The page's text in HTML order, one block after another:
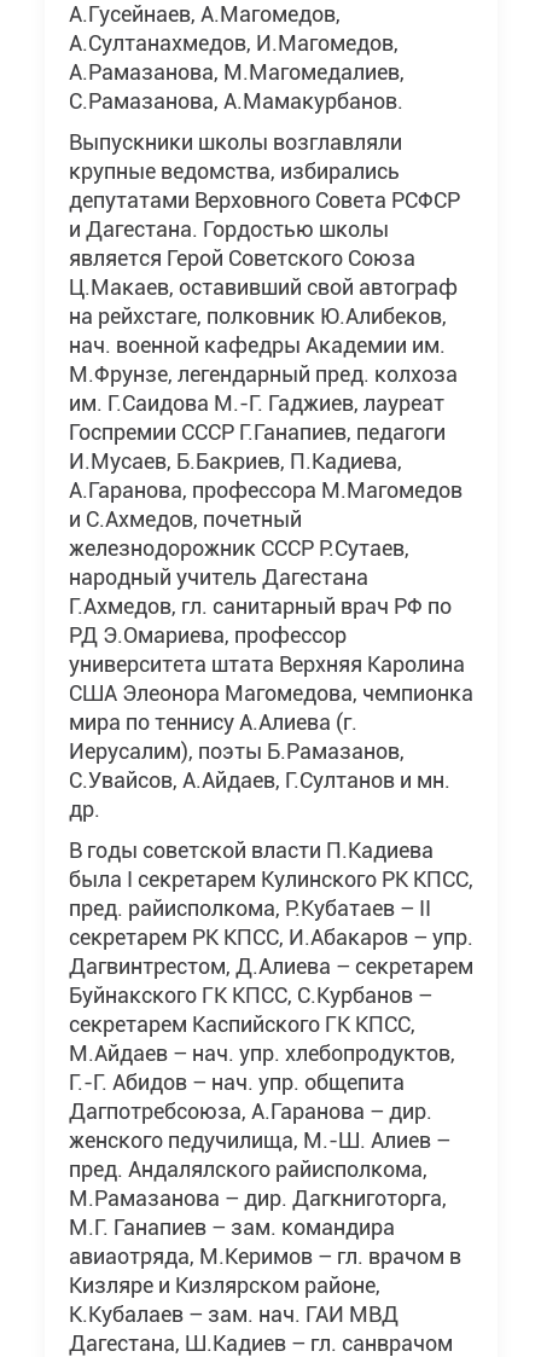
А.Гусейнаев, А.Магомедов,
А.Султанахмедов, И.Магомедов,
А.Рамазанова, М.Магомедалиев,
С.Рамазанова, А.Мамакурбанов.
Выпускники школы возглавляли
крупные ведомства, избирались
депутатами Верховного Совета РСФСР
и Дагестана. Гордостью школы
является Герой Советского Союза
Ц.Макаев, оставивший свой автограф
на рейхстаге, полковник Ю.Алибеков,
нач. военной кафедры Академии им.
М.Фрунзе, легендарный пред. колхоза
им. Г.Саидова М.-Г. Гаджиев, лауреат
Госпремии СССР Г.Ганапиев, педагоги
И.Мусаев, Б.Бакриев, П.Кадиева,
А.Гаранова, профессора М.Магомедов
и С.Ахмедов, почетный
железнодорожник СССР Р.Сутаев,
народный учитель Дагестана
Г.Ахмедов, гл. санитарный врач РФ по
РД Э.Омариева, профессор
университета штата Верхняя Каролина
США Элеонора Магомедова, чемпионка
мира по теннису А.Алиева (г.
Иерусалим), поэты Б.Рамазанов,
С.Увайсов, А.Айдаев, Г.Султанов и мн.
др.
В годы советской власти П.Кадиева
была I секретарем Кулинского РК КПСС,
пред. райисполкома, Р.Кубатаев – II
секретарем РК КПСС, И.Абакаров – упр.
Дагвинтрестом, Д.Алиева – секретарем
Буйнакского ГК КПСС, С.Курбанов –
секретарем Каспийского ГК КПСС,
М.Айдаев – нач. упр. хлебопродуктов,
Г.-Г. Абидов – нач. упр. общепита
Дагпотребсоюза, А.Гаранова – дир.
женского педучилища, М.-Ш. Алиев –
пред. Андалялского райисполкома,
М.Рамазанова – дир. Дагкниготорга,
М.Г. Ганапиев – зам. командира
авиаотряда, М.Керимов – гл. врачом в
Кизляре и Кизлярском районе,
К.Кубалаев – зам. нач. ГАИ МВД
Дагестана, Ш.Кадиев – гл. санврачом